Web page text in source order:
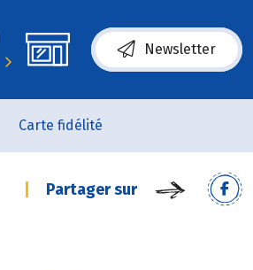
Newsletter
Carte fidélité
Partager sur